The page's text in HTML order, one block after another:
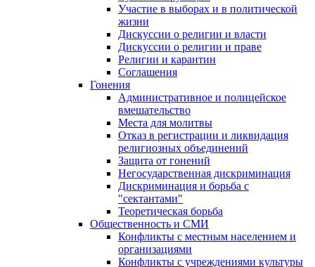
Участие в выборах и в политической
жизни
Дискуссии о религии и власти
Дискуссии о религии и праве
Религии и карантин
Соглашения
Гонения
Административное и полицейское
вмешательство
Места для молитвы
Отказ в регистрации и ликвидация
религиозных объединений
Защита от гонений
Негосударственная дискриминация
Дискриминация и борьба с
"сектантами"
Теоретическая борьба
Общественность и СМИ
Конфликты с местным населением и
организациями
Конфликты с учреждениями культуры